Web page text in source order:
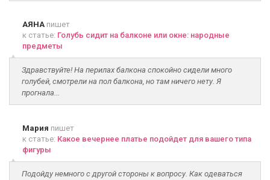
АЯНА пишет
к статье: Голубь сидит на балконе или окне: народные
предметы
Здравствуйте! На перилах балкона спокойно сидели много
голубей, смотрели на пол балкона, но там ничего нету. Я
прогнала...
Мария пишет
к статье: Какое вечернее платье подойдет для вашего типа
фигуры
Подойду немного с другой стороны к вопросу. Как одеваться